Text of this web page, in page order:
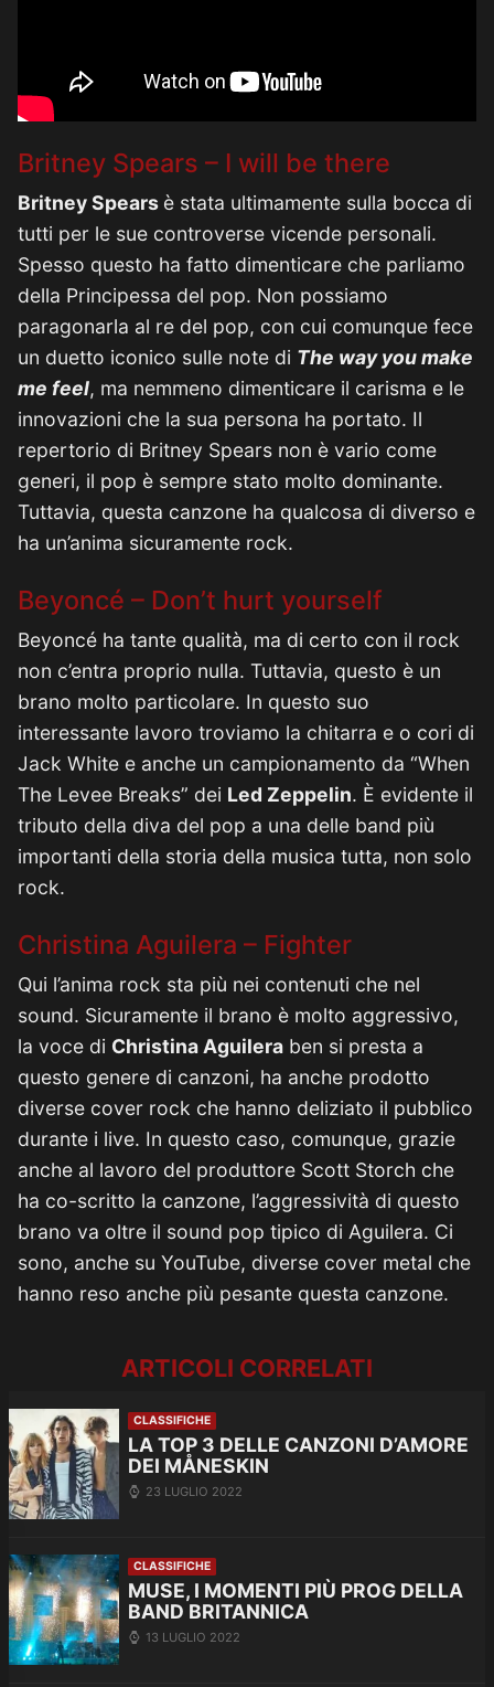
Britney Spears – I will be there
Britney Spears è stata ultimamente sulla bocca di
tutti per le sue controverse vicende personali.
Spesso questo ha fatto dimenticare che parliamo
della Principessa del pop. Non possiamo
paragonarla al re del pop, con cui comunque fece
un duetto iconico sulle note di The way you make
me feel, ma nemmeno dimenticare il carisma e le
innovazioni che la sua persona ha portato. Il
repertorio di Britney Spears non è vario come
generi, il pop è sempre stato molto dominante.
Tuttavia, questa canzone ha qualcosa di diverso e
ha un’anima sicuramente rock.
Beyoncé – Don’t hurt yourself
Beyoncé ha tante qualità, ma di certo con il rock
non c’entra proprio nulla. Tuttavia, questo è un
brano molto particolare. In questo suo
interessante lavoro troviamo la chitarra e o cori di
Jack White e anche un campionamento da “When
The Levee Breaks” dei Led Zeppelin. È evidente il
tributo della diva del pop a una delle band più
importanti della storia della musica tutta, non solo
rock.
Christina Aguilera – Fighter
Qui l’anima rock sta più nei contenuti che nel
sound. Sicuramente il brano è molto aggressivo,
la voce di Christina Aguilera ben si presta a
questo genere di canzoni, ha anche prodotto
diverse cover rock che hanno deliziato il pubblico
durante i live. In questo caso, comunque, grazie
anche al lavoro del produttore Scott Storch che
ha co-scritto la canzone, l’aggressività di questo
brano va oltre il sound pop tipico di Aguilera. Ci
sono, anche su YouTube, diverse cover metal che
hanno reso anche più pesante questa canzone.
ARTICOLI CORRELATI
CLASSIFICHE
LA TOP 3 DELLE CANZONI D’AMORE
DEI MÅNESKIN
23 LUGLIO 2022
CLASSIFICHE
MUSE, I MOMENTI PIÙ PROG DELLA
BAND BRITANNICA
13 LUGLIO 2022